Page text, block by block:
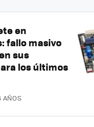
en
fallo masivo
sus
los últimos
AÑOS